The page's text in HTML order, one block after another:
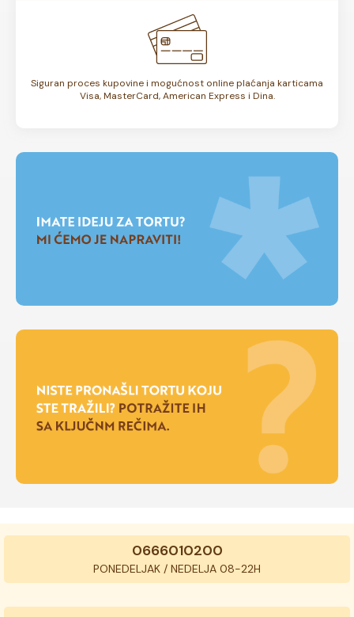
Siguran proces kupovine i mogućnost online plaćanja karticama
Visa, MasterCard, American Express i Dina.
0666010200
PONEDELJAK / NEDELJA 08-22H